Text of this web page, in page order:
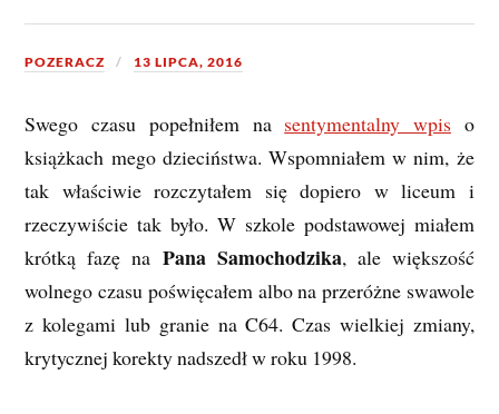
POZERACZ 13 LIPCA, 2016
Swego czasu popełniłem na sentymentalny wpis o
książkach mego dzieciństwa. Wspomniałem w nim, że
tak właściwie rozczytałem się dopiero w liceum i
rzeczywiście tak było. W szkole podstawowej miałem
krótką fazę na Pana Samochodzika, ale większość
wolnego czasu poświęcałem albo na przeróżne swawole
z kolegami lub granie na C64. Czas wielkiej zmiany,
krytycznej korekty nadszedł w roku 1998.